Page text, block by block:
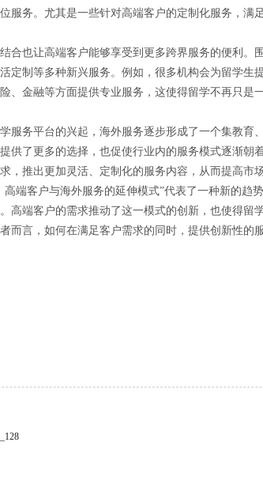
服务。尤其是一些针对高端客户的定制化服务，满
合也让高端客户能够享受到更多跨界服务的便利。
定制等多种新兴服务。例如，很多机构会为留学生
、金融等方面提供专业服务，这使得留学不再只是
服务平台的兴起，海外服务逐步形成了一个集教育
供了更多的选择，也促使行业内的服务模式逐渐朝
，推出更加灵活、定制化的服务内容，从而提高市场
高端客户与海外服务的延伸模式”代表了一种新的趋
高端客户的需求推动了这一模式的创新，也使得留
而言，如何在满足客户需求的同时，提供创新性的